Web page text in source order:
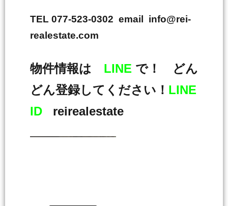
TEL 077-523-0302 email info@rei-
realestate.com
物件情報は LINE で！ どん
どん登録してください！ LINE
ID reirealestate